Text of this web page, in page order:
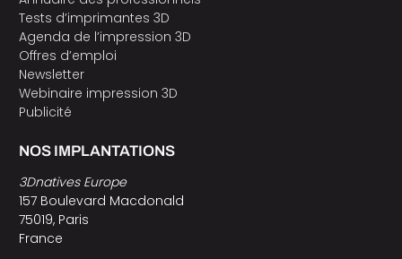
Tests d’imprimantes 3D
Agenda de l’impression 3D
Offres d’emploi
Newsletter
Webinaire impression 3D
Publicité
NOS IMPLANTATIONS
3Dnatives Europe
157 Boulevard Macdonald
75019, Paris
France